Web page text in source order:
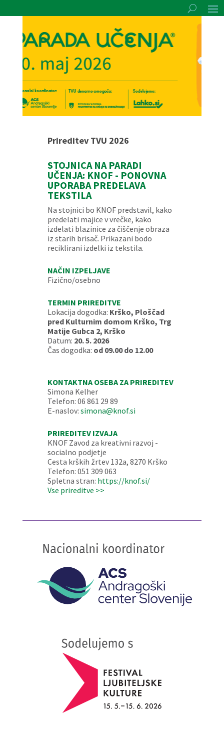
Prireditev TVU 2026
STOJNICA NA PARADI
UČENJA: KNOF - PONOVNA
UPORABA PREDELAVA
TEKSTILA
Na stojnici bo KNOF predstavil, kako
predelati majice v vrečke, kako
izdelati blazinice za čiščenje obraza
iz starih brisač. Prikazani bodo
reciklirani izdelki iz tekstila.
NAČIN IZPELJAVE
Fizično/osebno
TERMIN PRIREDITVE
Lokacija dogodka: Krško, Ploščad
pred Kulturnim domom Krško, Trg
Matije Gubca 2, Krško
Datum: 20. 5. 2026
Čas dogodka: od 09.00 do 12.00
KONTAKTNA OSEBA ZA PRIREDITEV
Simona Kelher
Telefon: 06 861 29 89
E-naslov: simona@knof.si
PRIREDITEV IZVAJA
KNOF Zavod za kreativni razvoj -
socialno podjetje
Cesta krških žrtev 132a, 8270 Krško
Telefon: 051 309 063
Spletna stran: https://knof.si/
Vse prireditve >>